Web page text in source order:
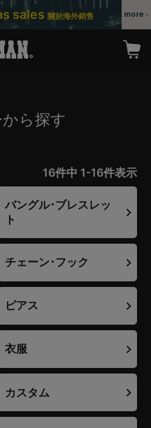
sales 關於海外銷售
ら探す
16件中 1-16件表示
バングル･ブレスレッ
ト
チェーン･フック
ピアス
衣服
カスタム